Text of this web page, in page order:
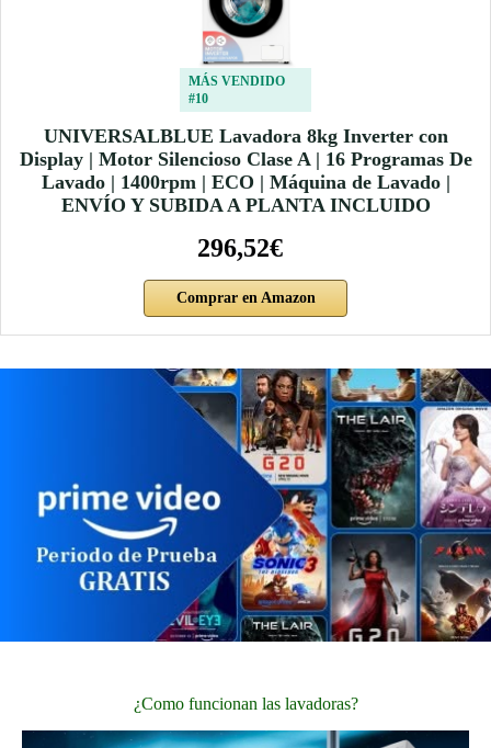
MÁS VENDIDO
#10
UNIVERSALBLUE Lavadora 8kg Inverter con
Display | Motor Silencioso Clase A | 16 Programas De
Lavado | 1400rpm | ECO | Máquina de Lavado |
ENVÍO Y SUBIDA A PLANTA INCLUIDO
296,52€
Comprar en Amazon
¿Como funcionan las lavadoras?